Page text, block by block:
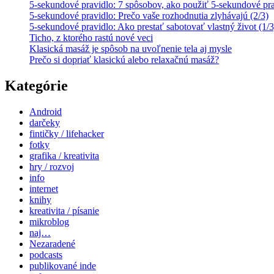
5-sekundové pravidlo: 7 spôsobov, ako použiť 5-sekundové
5-sekundové pravidlo: Prečo vaše rozhodnutia zlyhávajú (2/3)
5-sekundové pravidlo: Ako prestať sabotovať vlastný život (1/
Ticho, z ktorého rastú nové veci
Klasická masáž je spôsob na uvoľnenie tela aj mysle
Prečo si dopriať klasickú alebo relaxačnú masáž?
Kategórie
Android
darčeky
fintičky / lifehacker
fotky
grafika / kreativita
hry / rozvoj
info
internet
knihy
kreativita / písanie
mikroblog
naj…
Nezaradené
podcasts
publikované inde